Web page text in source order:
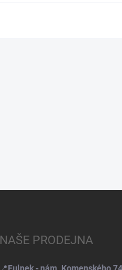
NAŠE PRODEJNA